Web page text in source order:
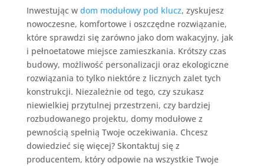
Inwestując w dom modułowy pod klucz, zyskujesz
nowoczesne, komfortowe i oszczędne rozwiązanie,
które sprawdzi się zarówno jako dom wakacyjny, jak
i pełnoetatowe miejsce zamieszkania. Krótszy czas
budowy, możliwość personalizacji oraz ekologiczne
rozwiązania to tylko niektóre z licznych zalet tych
konstrukcji. Niezależnie od tego, czy szukasz
niewielkiej przytulnej przestrzeni, czy bardziej
rozbudowanego projektu, domy modułowe z
pewnością spełnią Twoje oczekiwania. Chcesz
dowiedzieć się więcej? Skontaktuj się z
producentem, który odpowie na wszystkie Twoje